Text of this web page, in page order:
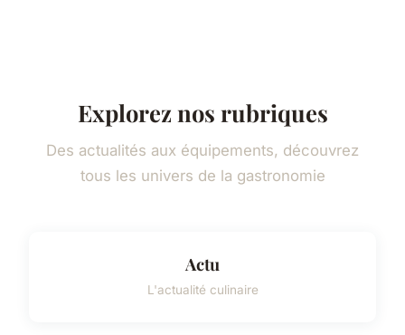
Explorez nos rubriques
Des actualités aux équipements, découvrez
tous les univers de la gastronomie
Actu
L'actualité culinaire